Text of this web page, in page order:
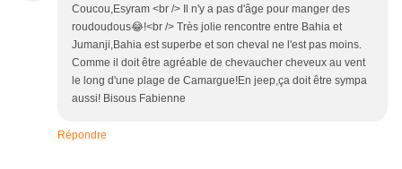
Coucou,Esyram <br /> Il n'y a pas d'âge pour manger des
roudoudous😂!<br /> Très jolie rencontre entre Bahia et
Jumanji,Bahia est superbe et son cheval ne l'est pas moins.
Comme il doit être agréable de chevaucher cheveux au vent
le long d'une plage de Camargue!En jeep,ça doit être sympa
aussi! Bisous Fabienne
Répondre